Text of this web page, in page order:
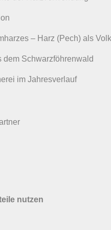
– Harz (Pech) als
dem Schwarzföhrenwald
im Jahresverlauf
nutzen